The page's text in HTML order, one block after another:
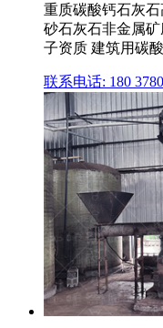
重质碳酸钙石灰
砂石灰石非金属
子资质 建筑用碳
联系电话: 180